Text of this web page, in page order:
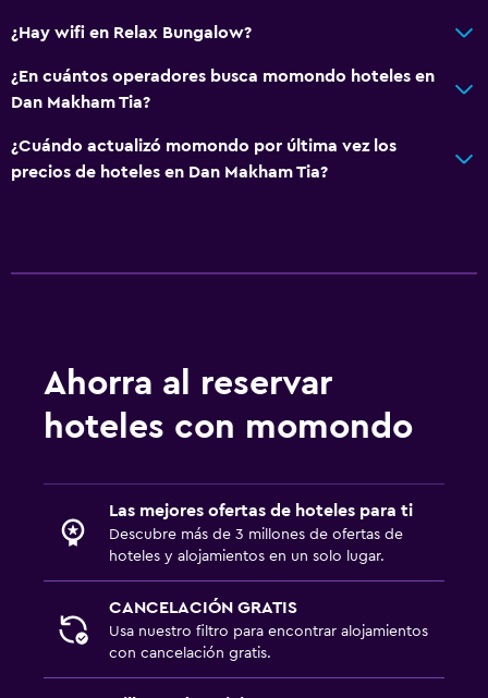
¿Hay wifi en Relax Bungalow?
¿En cuántos operadores busca momondo hoteles en
Dan Makham Tia?
¿Cuándo actualizó momondo por última vez los
precios de hoteles en Dan Makham Tia?
Ahorra al reservar
hoteles con momondo
Las mejores ofertas de hoteles para ti
Descubre más de 3 millones de ofertas de
hoteles y alojamientos en un solo lugar.
CANCELACIÓN GRATIS
Usa nuestro filtro para encontrar alojamientos
con cancelación gratis.